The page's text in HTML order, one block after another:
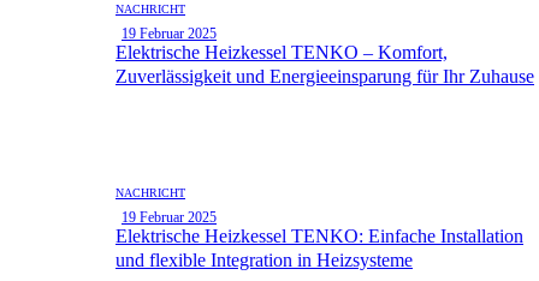
NACHRICHT
19 Februar 2025
Elektrische Heizkessel TENKO – Komfort,
Zuverlässigkeit und Energieeinsparung für Ihr Zuhause
NACHRICHT
19 Februar 2025
Elektrische Heizkessel TENKO: Einfache Installation
und flexible Integration in Heizsysteme